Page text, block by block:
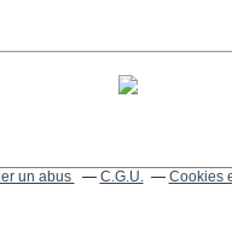
un abus C.G.U. Cookies